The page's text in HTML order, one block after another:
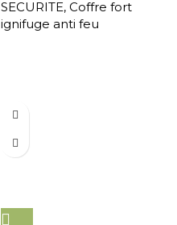
SECURITE, Coffre fort
ignifuge anti feu